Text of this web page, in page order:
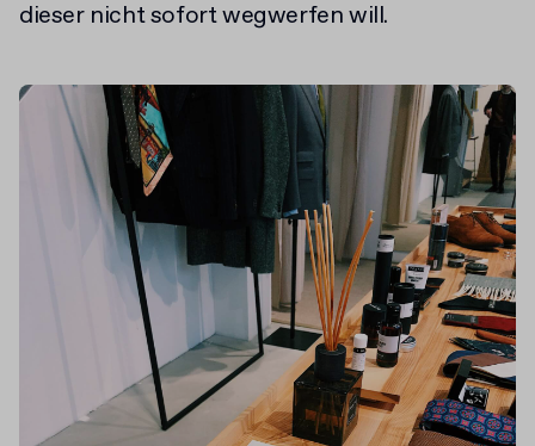
dieser nicht sofort wegwerfen will.